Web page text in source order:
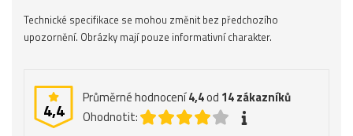
Technické specifikace se mohou změnit bez předchozího
upozornění. Obrázky mají pouze informativní charakter.
4,4
Průměrné hodnocení4,4od 14zákazníků
Ohodnotit: